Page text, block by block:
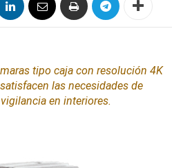
tipo caja con resolución 4K
las necesidades de
en interiores.